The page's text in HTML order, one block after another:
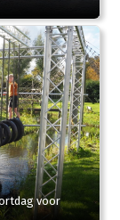
voor